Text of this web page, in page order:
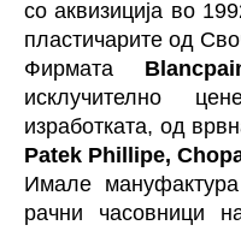
со аквизиција во
пластичарите од
Фирмата
исклучително
изработката, од
Patek Phillipe,
Имале
рачни часовници